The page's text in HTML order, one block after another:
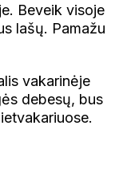
Beveik visoje
lašų. Pamažu
vakarinėje
debesų, bus